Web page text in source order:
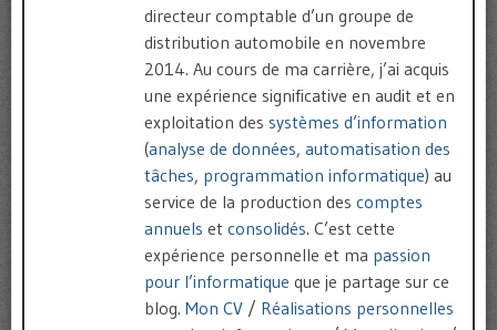
directeur comptable d’un groupe de
distribution automobile en novembre
2014. Au cours de ma carrière, j’ai acquis
une expérience significative en audit et en
exploitation des systèmes d’information
(analyse de données, automatisation des
tâches, programmation informatique) au
service de la production des comptes
annuels et consolidés. C’est cette
expérience personnelle et ma passion
pour l’informatique que je partage sur ce
blog. Mon CV / Réalisations personnelles